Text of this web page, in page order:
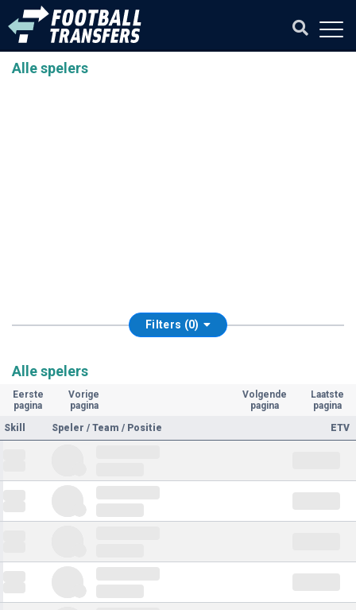
Alle spelers
Filters (0)
Alle spelers
Eerste
pagina
Vorige
pagina
Volgende
pagina
Laatste
pagina
Skill
Speler / Team / Positie ETV